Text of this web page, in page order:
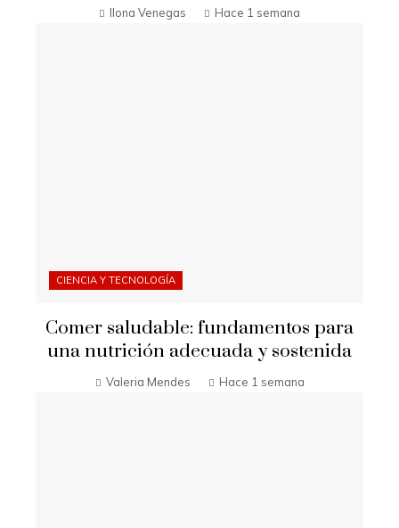
Ilona Venegas Hace 1 semana
CIENCIA Y TECNOLOGÍA
Comer saludable: fundamentos para
una nutrición adecuada y sostenida
Valeria Mendes Hace 1 semana